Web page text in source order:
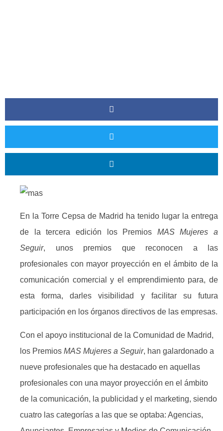
En la Torre Cepsa de Madrid ha tenido lugar la entrega
de la tercera edición los Premios MAS Mujeres a
Seguir, unos premios que reconocen a las
profesionales con mayor proyección en el ámbito de la
comunicación comercial y el emprendimiento para, de
esta forma, darles visibilidad y facilitar su futura
participación en los órganos directivos de las empresas.
Con el apoyo institucional de la Comunidad de Madrid,
los Premios MAS Mujeres a Seguir, han galardonado a
nueve profesionales que ha destacado en aquellas
profesionales con una mayor proyección en el ámbito
de la comunicación, la publicidad y el marketing, siendo
cuatro las categorías a las que se optaba: Agencias,